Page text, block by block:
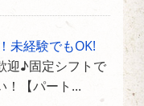
未経験でもOK!
迎♪固定シフトで
！【パート...